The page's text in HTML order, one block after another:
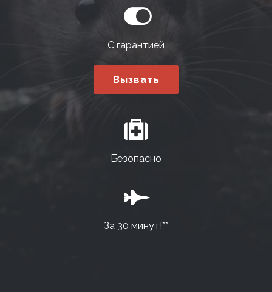
С гарантией
Вызвать
Безопасно
За 30 минут!**